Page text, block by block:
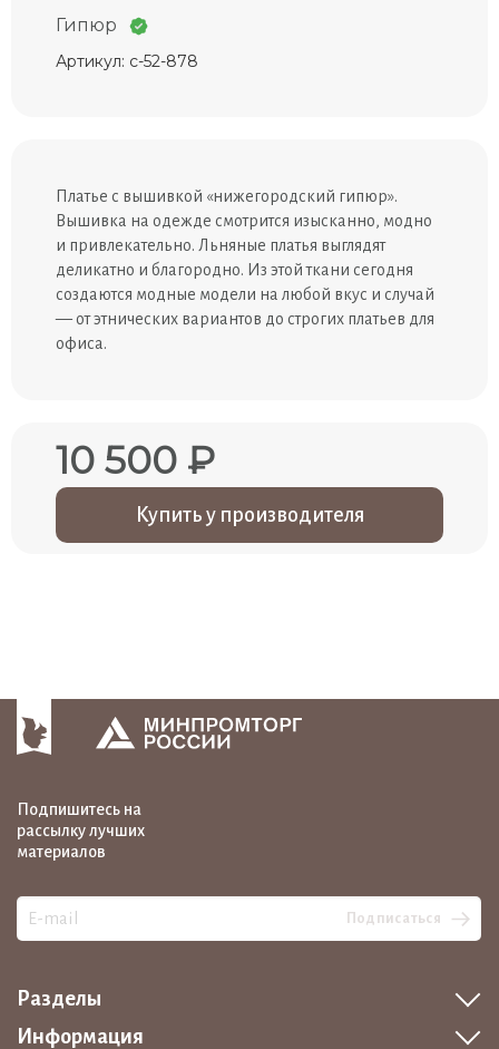
Гипюр
Артикул: с-52-878
Платье с вышивкой «нижегородский гипюр».
Вышивка на одежде смотрится изысканно, модно
и привлекательно. Льняные платья выглядят
деликатно и благородно. Из этой ткани сегодня
создаются модные модели на любой вкус и случай
— от этнических вариантов до строгих платьев для
офиса.
10 500 ₽
Купить у производителя
Подпишитесь на
рассылку лучших
материалов
Подписаться
Разделы
Информация